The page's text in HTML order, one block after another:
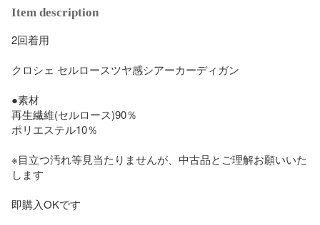
Item description
2回着用
クロシェ セルロースツヤ感シアーカーディガン
●素材
再生繊維(セルロース)90％
ポリエステル10％
※目立つ汚れ等見当たりませんが、中古品とご理解お願いいた
します
即購入OKです